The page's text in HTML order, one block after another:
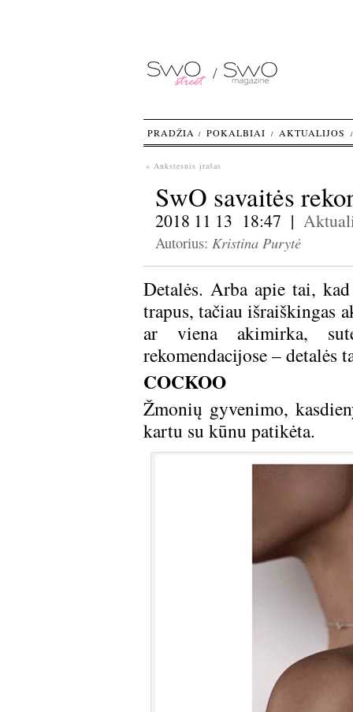
« Ankstesnis įrašas
SwO savaitės
2018 11 13 18:47 |
Autorius: Kristina Purytė
Detalės. Arba apie tai,
trapus, tačiau išraiškingas
ar viena akimirka,
rekomendacijose – detalės
COCKOO
Žmonių gyvenimo,
kartu su kūnu patikėta.
PRADŽIA POKALBIAI AKTUALIJOS